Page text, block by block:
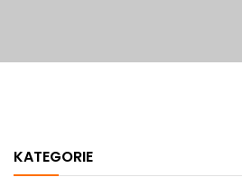
KATEGORIE